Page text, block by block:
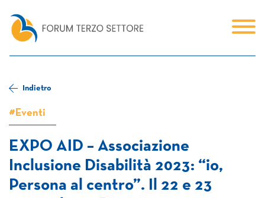
Indietro
#Eventi
EXPO AID – Associazione
Inclusione Disabilità 2023: “io,
Persona al centro”. Il 22 e 23